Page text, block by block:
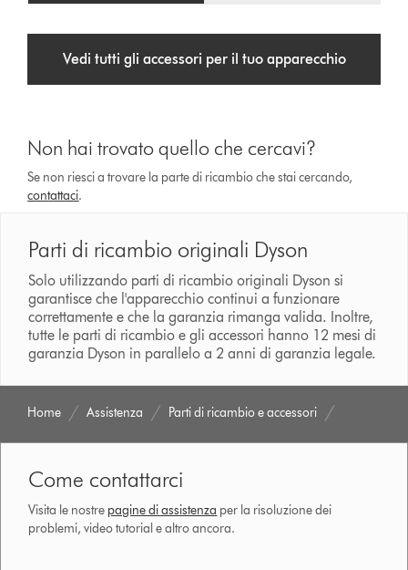
Vedi tutti gli accessori per il tuo apparecchio
Non hai trovato quello che cercavi?
Se non riesci a trovare la parte di ricambio che stai cercando,
contattaci.
Parti di ricambio originali Dyson
Solo utilizzando parti di ricambio originali Dyson si
garantisce che l'apparecchio continui a funzionare
correttamente e che la garanzia rimanga valida. Inoltre,
tutte le parti di ricambio e gli accessori hanno 12 mesi di
garanzia Dyson in parallelo a 2 anni di garanzia legale.
Home Assistenza Parti di ricambio e accessori
Come contattarci
Visita le nostre pagine di assistenza per la risoluzione dei
problemi, video tutorial e altro ancora.